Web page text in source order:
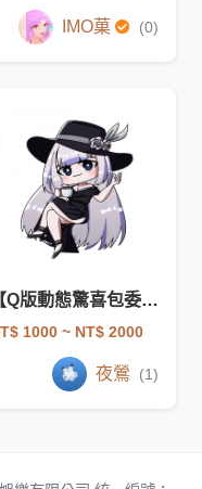
IMO菓 (0)
【Q版動態驚喜包委託】
1000 ~ NT$ 2000
夜鶯 (1)